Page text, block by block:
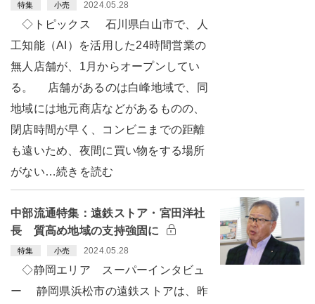
特集 小売 2024.05.28
◇トピックス 石川県白山市で、人
工知能（AI）を活用した24時間営業の
無人店舗が、1月からオープンしてい
る。 店舗があるのは白峰地域で、同
地域には地元商店などがあるものの、
閉店時間が早く、コンビニまでの距離
も遠いため、夜間に買い物をする場所
がない…続きを読む
中部流通特集：遠鉄ストア・宮田洋社
長 質高め地域の支持強固に
特集 小売 2024.05.28
◇静岡エリア スーパーインタビュ
ー 静岡県浜松市の遠鉄ストアは、昨